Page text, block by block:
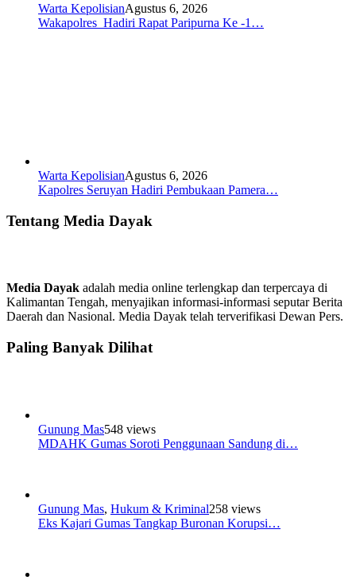
Warta KepolisianAgustus 6, 2026
Wakapolres Hadiri Rapat Paripurna Ke -1…
Warta KepolisianAgustus 6, 2026
Kapolres Seruyan Hadiri Pembukaan Pamera…
Tentang Media Dayak
Media Dayak adalah media online terlengkap dan terpercaya di
Kalimantan Tengah, menyajikan informasi-informasi seputar Berita
Daerah dan Nasional. Media Dayak telah terverifikasi Dewan Pers.
Paling Banyak Dilihat
Gunung Mas548 views
MDAHK Gumas Soroti Penggunaan Sandung di…
Gunung Mas, Hukum & Kriminal258 views
Eks Kajari Gumas Tangkap Buronan Korupsi…